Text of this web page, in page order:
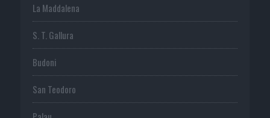
La Maddalena
S. T. Gallura
Budoni
San Teodoro